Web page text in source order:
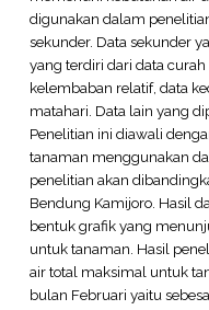
digunakan dalam
sekunder. Data sekunder
yang terdiri dari data
kelembaban relatif, data
matahari. Data lain yang
Penelitian ini diawali
tanaman menggunakan
penelitian akan
Bendung Kamijoro. Hasil
bentuk grafik yang
untuk tanaman. Hasil
air total maksimal untuk
bulan Februari yaitu